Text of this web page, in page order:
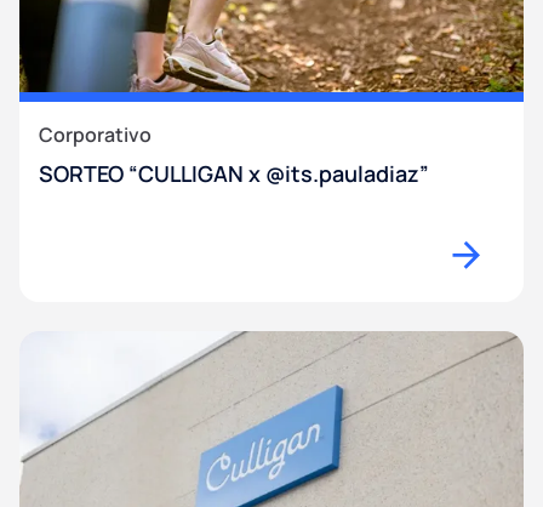
Corporativo
SORTEO “CULLIGAN x @its.pauladiaz”